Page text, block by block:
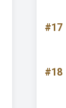
#17
#18